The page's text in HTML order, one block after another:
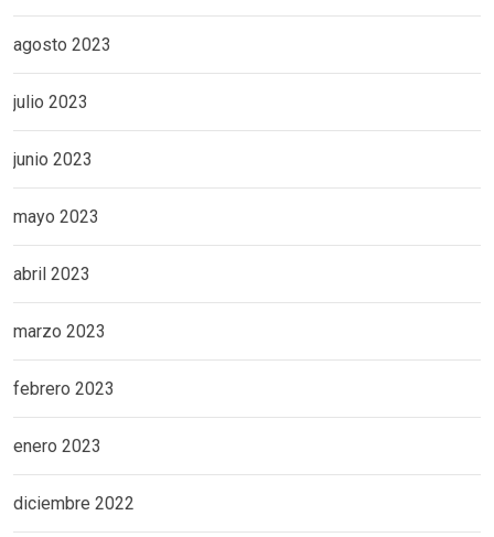
agosto 2023
julio 2023
junio 2023
mayo 2023
abril 2023
marzo 2023
febrero 2023
enero 2023
diciembre 2022